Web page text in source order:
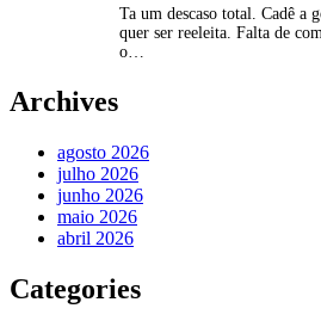
Ta um descaso total. Cadê a
quer ser reeleita. Falta de
o…
Archives
agosto 2026
julho 2026
junho 2026
maio 2026
abril 2026
Categories